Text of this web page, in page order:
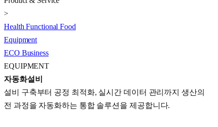
>
Health Functional Food
Equipment
ECO Business
EQUIPMENT
자동화설비
설비 구축부터 공정 최적화, 실시간 데이터 관리까지 생산의
전 과정을 자동화하는 통합 솔루션을 제공합니다.